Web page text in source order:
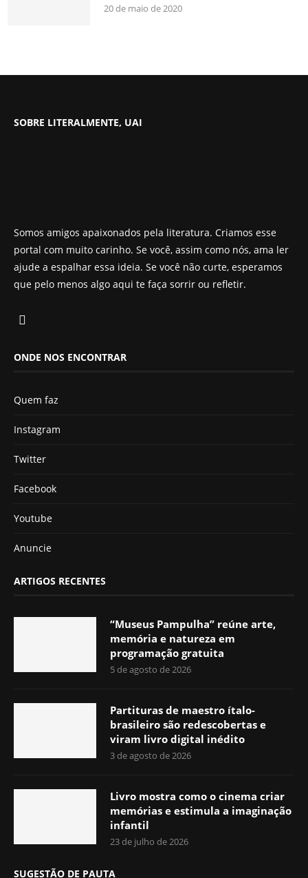
20 de maio de 2020
SOBRE LITERALMENTE, UAI
Somos amigos apaixonados pela literatura. Criamos esse
portal com muito carinho. Se você, assim como nós, ama ler
ajude a espalhar essa ideia. Se você não curte, esperamos
que pelo menos algo aqui te faça sorrir ou refletir.
ONDE NOS ENCONTRAR
Quem faz
Instagram
Twitter
Facebook
Youtube
Anuncie
ARTIGOS RECENTES
“Museus Pampulha” reúne arte,
memória e natureza em
programação gratuita
5 de agosto de 2026
Partituras de maestro ítalo-
brasileiro são redescobertas e
viram livro digital inédito
3 de agosto de 2026
Livro mostra como o cinema criar
memórias e estimula a imaginação
infantil
23 de julho de 2026
SUGESTÃO DE PAUTA